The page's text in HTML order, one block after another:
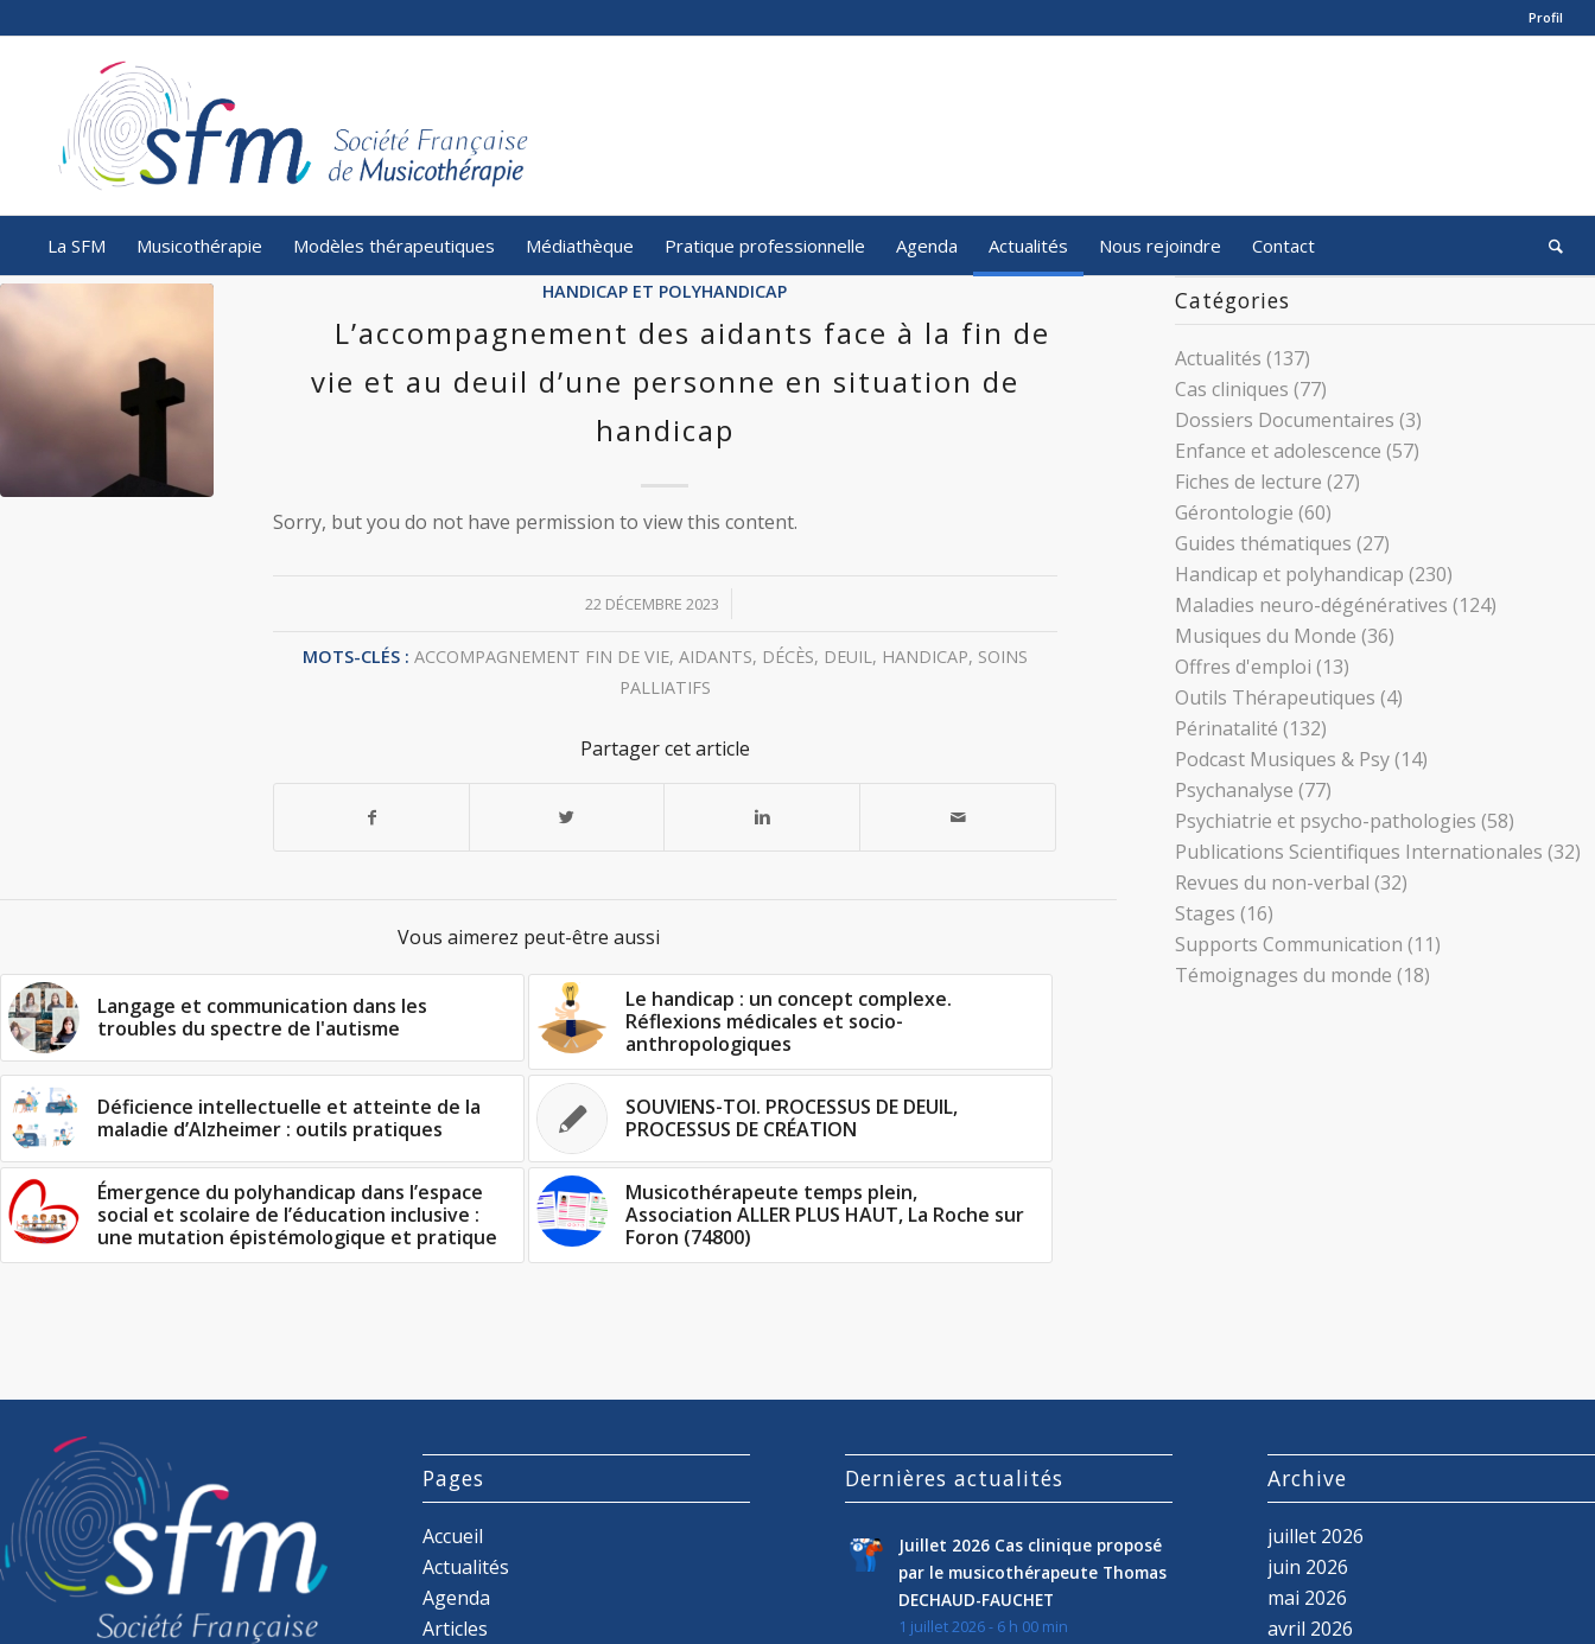
Profil
La SFM Musicothérapie Modèles thérapeutiques Médiathèque Pratique professionnelle Agenda Actualités Nous rejoindre Contact
HANDICAP ET POLYHANDICAP
L’accompagnement des aidants face à la fin de
vie et au deuil d’une personne en situation de
handicap
Sorry, but you do not have permission to view this content.
22 DÉCEMBRE 2023
/
MOTS-CLÉS : ACCOMPAGNEMENT FIN DE VIE, AIDANTS, DÉCÈS, DEUIL, HANDICAP, SOINS
PALLIATIFS
Partager cet article
Vous aimerez peut-être aussi
Langage et communication dans les
troubles du spectre de l'autisme
Le handicap : un concept complexe.
Réflexions médicales et socio-
anthropologiques
Déficience intellectuelle et atteinte de la
maladie d’Alzheimer : outils pratiques
SOUVIENS-TOI. PROCESSUS DE DEUIL,
PROCESSUS DE CRÉATION
Émergence du polyhandicap dans l’espace
social et scolaire de l’éducation inclusive :
une mutation épistémologique et pratique
Musicothérapeute temps plein,
Association ALLER PLUS HAUT, La Roche sur
Foron (74800)
Catégories
Actualités (137)
Cas cliniques (77)
Dossiers Documentaires (3)
Enfance et adolescence (57)
Fiches de lecture (27)
Gérontologie (60)
Guides thématiques (27)
Handicap et polyhandicap (230)
Maladies neuro-dégénératives (124)
Musiques du Monde (36)
Offres d'emploi (13)
Outils Thérapeutiques (4)
Périnatalité (132)
Podcast Musiques & Psy(14)
Psychanalyse (77)
Psychiatrie et psycho-pathologies (58)
Publications Scientifiques Internationales (32)
Revues du non-verbal (32)
Stages (16)
Supports Communication (11)
Témoignages du monde (18)
Pages
Accueil
Actualités
Agenda
Articles
Dernières actualités
Juillet 2026 Cas clinique proposé
par le musicothérapeute Thomas
DECHAUD-FAUCHET
1 juillet 2026 - 6 h 00 min
Archive
juillet 2026
juin 2026
mai 2026
avril 2026